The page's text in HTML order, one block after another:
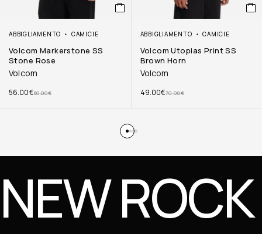
ABBIGLIAMENTO CAMICIE
Volcom Markerstone SS
Stone Rose
Volcom
80.00€
56.00€
ABBIGLIAMENTO CAMICIE
Volcom Utopias Print SS
Brown Horn
Volcom
70.00€
49.00€
NEW ROCK